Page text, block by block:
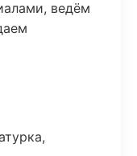
ведём